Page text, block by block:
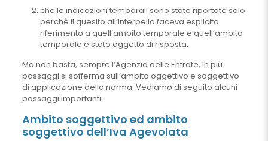
che le indicazioni temporali sono state riportate solo
perchè il quesito all’interpello faceva esplicito
riferimento a quell’ambito temporale e quell’ambito
temporale è stato oggetto di risposta.
Ma non basta, sempre l’Agenzia delle Entrate, in più
passaggi si sofferma sull’ambito oggettivo e soggettivo
di applicazione della norma. Vediamo di seguito alcuni
passaggi importanti.
Ambito soggettivo ed ambito
soggettivo dell’Iva Agevolata